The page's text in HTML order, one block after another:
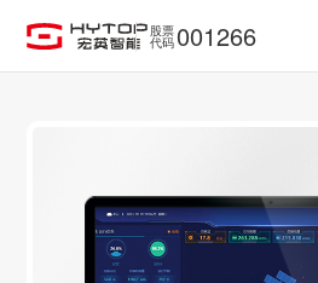
股票
代码 001266